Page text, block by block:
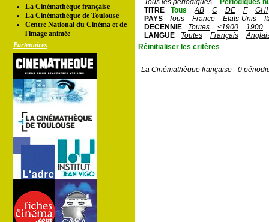
La Cinémathèque française
La Cinémathèque de Toulouse
Centre National du Cinéma et de
l'image animée
Partenaires
Tous les périodiques
Périodiques
TITRE
Tous AB C DE F
GHI
PAYS
Tous France Etats-Unis
DECENNIE
Toutes <1900
1900
LANGUE
Toutes Français
Réinitialiser les critères
La Cinémathèque française - 0